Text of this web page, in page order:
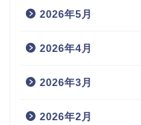
2026年5月
2026年4月
2026年3月
2026年2月